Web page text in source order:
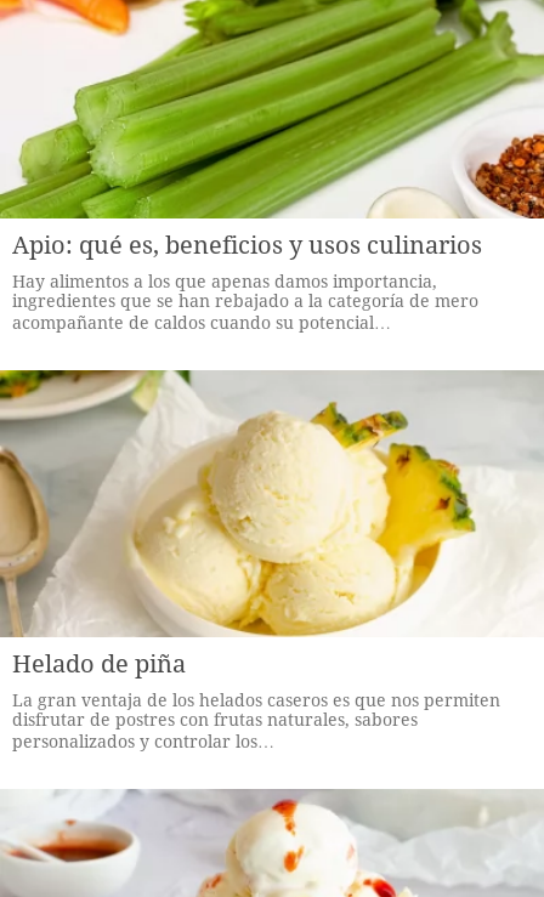
Apio: qué es, beneficios y usos culinarios
Hay alimentos a los que apenas damos importancia,
ingredientes que se han rebajado a la categoría de mero
acompañante de caldos cuando su potencial…
Helado de piña
La gran ventaja de los helados caseros es que nos permiten
disfrutar de postres con frutas naturales, sabores
personalizados y controlar los…